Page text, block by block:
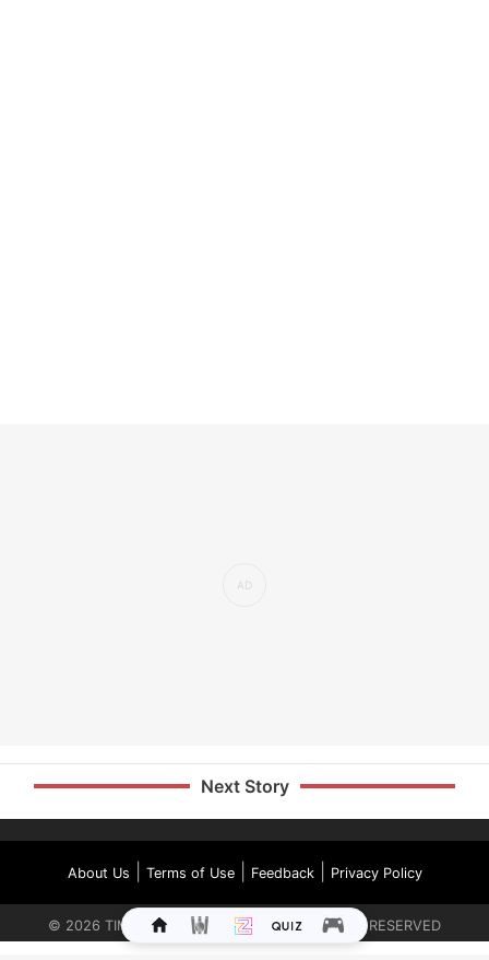
Next Story
About Us Terms of Use| Feedback| Privacy Policy
© 2026 TIMES INTERNET LIMITED. ALL RIGHTS RESERVED